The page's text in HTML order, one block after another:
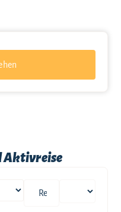
Aktivreise